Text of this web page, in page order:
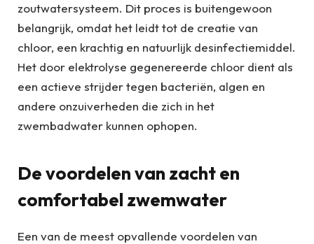
zoutwatersysteem. Dit proces is buitengewoon
belangrijk, omdat het leidt tot de creatie van
chloor, een krachtig en natuurlijk desinfectiemiddel.
Het door elektrolyse gegenereerde chloor dient als
een actieve strijder tegen bacteriën, algen en
andere onzuiverheden die zich in het
zwembadwater kunnen ophopen.
De voordelen van zacht en
comfortabel zwemwater
Een van de meest opvallende voordelen van